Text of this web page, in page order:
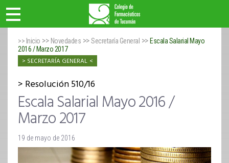
>> Inicio >> Novedades >>Secretaría General >> Escala Salarial Mayo
2016 / Marzo 2017
SECRETARÍA GENERAL
Resolución 510/16
Escala Salarial Mayo 2016 /
Marzo 2017
19 de mayo de 2016